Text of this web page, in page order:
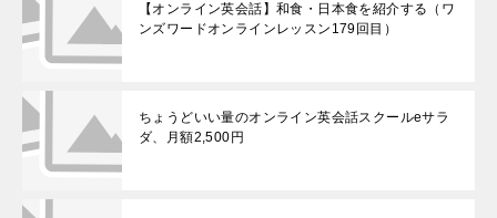
【オンライン英会話】和食・日本食を紹介する（ワ
ンズワードオンラインレッスン179回目）
ちょうどいい量のオンライン英会話スクールeサラ
ダ、月額2,500円